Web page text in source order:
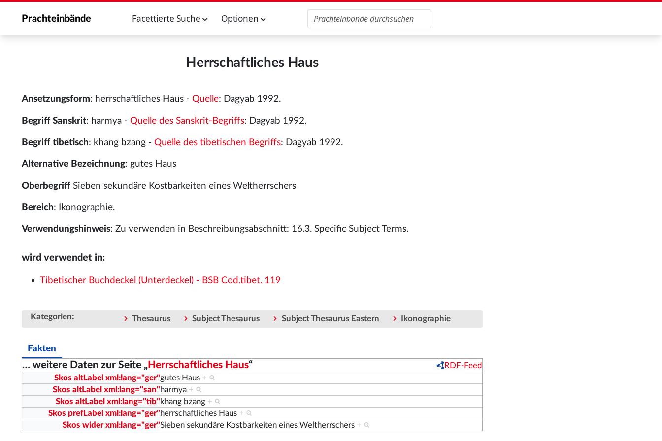
Prachteinbände Facettierte Suche Optionen
Herrschaftliches Haus
Ansetzungsform: herrschaftliches Haus - Quelle: Dagyab 1992.
Begriff Sanskrit: harmya - Quelle des Sanskrit-Begriffs: Dagyab 1992.
Begriff tibetisch: khang bzang - Quelle des tibetischen Begriffs: Dagyab 1992.
Alternative Bezeichnung: gutes Haus
Oberbegriff Sieben sekundäre Kostbarkeiten eines Weltherrschers
Bereich: Ikonographie.
Verwendungshinweis: Zu verwenden in Beschreibungsabschnitt: 16.3. Specific Subject Terms.
wird verwendet in:
Tibetischer Buchdeckel (Unterdeckel) - BSB Cod.tibet. 119
Kategorien: Thesaurus Subject Thesaurus Subject Thesaurus Eastern Ikonographie
Fakten
… weitere Daten zur Seite „Herrschaftliches Haus“
RDF-Feed
Skos altLabel xml:lang="ger"gutes Haus +
Skos altLabel xml:lang="san"harmya +
Skos altLabel xml:lang="tib"khang bzang +
Skos prefLabel xml:lang="ger"herrschaftliches Haus +
Skos wider xml:lang="ger"Sieben sekundäre Kostbarkeiten eines Weltherrschers +